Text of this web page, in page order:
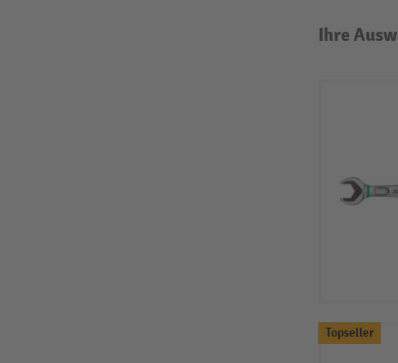
Ihre
Topseller